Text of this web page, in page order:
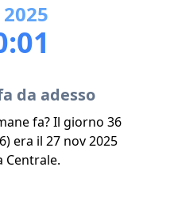
2025
da adesso
fa? Il giorno 36
era il 27 nov 2025
Centrale.